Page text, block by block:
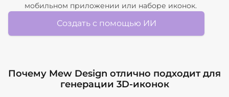
мобильном приложении или наборе иконок.
Создать с помощью ИИ
Почему Mew Design отлично подходит для
генерации 3D-иконок